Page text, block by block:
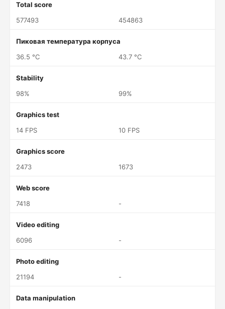
Total score
577493
454863
Пиковая температура корпуса
36.5 °C
43.7 °C
Stability
98%
99%
Graphics test
14 FPS
10 FPS
Graphics score
2473
1673
Web score
7418
-
Video editing
6096
-
Photo editing
21194
-
Data manipulation